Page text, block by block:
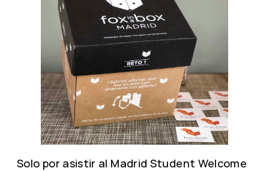
Solo por asistir al Madrid Student Welcome